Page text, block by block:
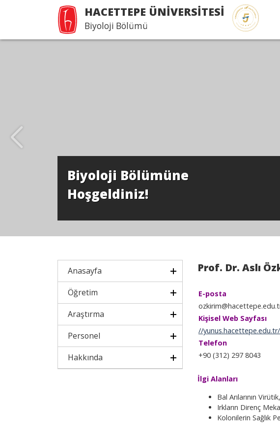
HACETTEPE ÜNİVERSİTESİ
Biyoloji Bölümü
Anasayfa
Öğretim
Araştırma
Personel
Hakkında
Prof. Dr. Aslı
E-posta
Kişisel Web Sayfası
//
Telefon
+90 (312) 297 8043
İlgi Alanları
Bal Arılarının
Irkların Direnç
Kolonilerin Sağlık